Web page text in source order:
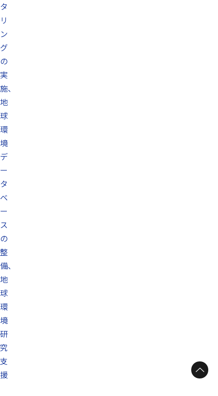
タ
リ
ン
グ
の
実
施、
地
球
環
境
デ
ー
タ
ベ
ー
ス
の
整
備、
地
球
環
境
研
究
支
援